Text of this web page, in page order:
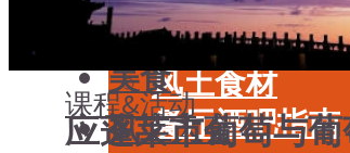
餐酒搭配
风土食材
风土大会
品鉴专栏
美食
餐厅酒吧指南
课程&活动
应蓬莱市葡萄与